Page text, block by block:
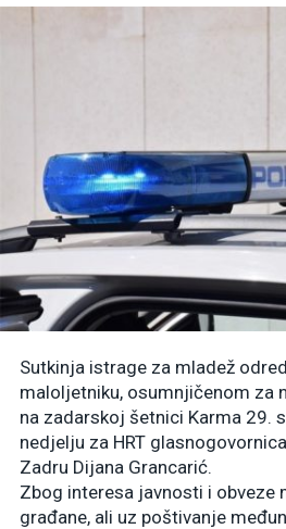
Sutkinja istrage za mladež
maloljetniku, osumnjičenom za
na zadarskoj šetnici Karma 29.
nedjelju za HRT
Zadru Dijana Grancarić.
Zbog interesa javnosti i obveze
građane, ali uz poštivanje